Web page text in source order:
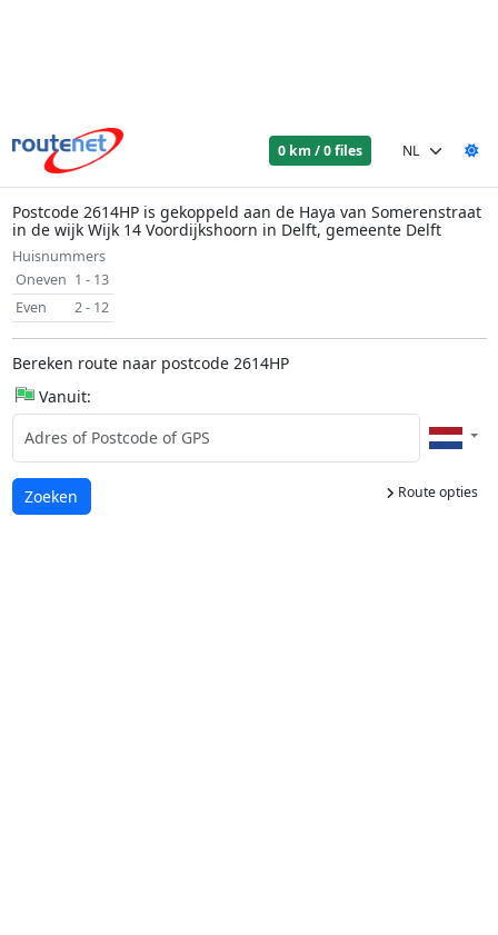
0 km / 0 files
Postcode 2614HP is gekoppeld aan de Haya van Somerenstraat
in de wijk Wijk 14 Voordijkshoorn in Delft, gemeente Delft
Huisnummers
Oneven 1 - 13
Even
2 - 12
Bereken route naar postcode 2614HP
Vanuit:
Route opties
Laden...
Zoeken